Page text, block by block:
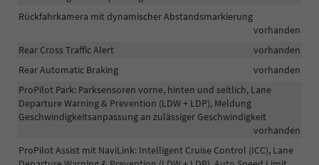
Rückfahrkamera mit dynamischer Abstandsmarkierung
vorhanden
Rear Cross Traffic Alert
vorhanden
Rear Automatic Braking
vorhanden
ProPilot Park: Parksensoren vorne, hinten und seitlich, Lane
Departure Warning & Prevention (LDW + LDP), Meldung
Geschwindigkeitsanpassung an zulässiger Geschwindigkeit
vorhanden
ProPilot Assist mit NaviLink: Intelligent Cruise Control (ICC), Lane